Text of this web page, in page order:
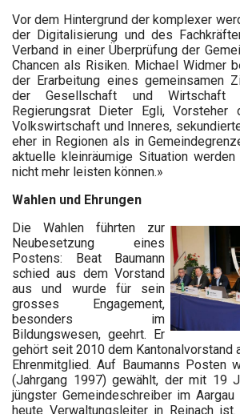
Vor dem Hintergrund der komplexer
der Digitalisierung und des
Verband in einer Überprüfung der
Chancen als Risiken. Michael Widmer
der Erarbeitung eines gemeinsamen
der Gesellschaft und Wirtschaft
Regierungsrat Dieter Egli, Vorsteher
Volkswirtschaft und Inneres,
eher in Regionen als in
aktuelle kleinräumige Situation
nicht mehr leisten können.»
Wahlen und Ehrungen
Die Wahlen führten zur
Neubesetzung eines
Postens: Beat Baumann
schied aus dem Vorstand
aus und wurde für sein
grosses Engagement,
besonders im
Bildungswesen, geehrt. Er
gehört seit 2010 dem Kantonalvorstand
Ehrenmitglied. Auf Baumanns Posten
(Jahrgang 1997) gewählt, der mit 19
jüngster Gemeindeschreiber im
heute Verwaltungsleiter in Reinach